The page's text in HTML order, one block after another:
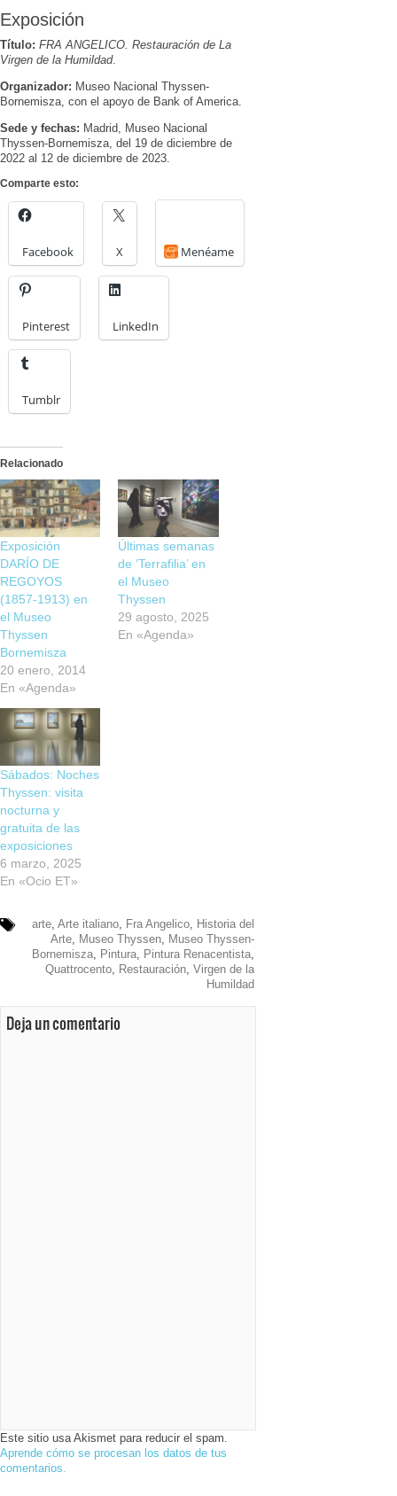
Exposición
Título: FRA ANGELICO. Restauración de La
Virgen de la Humildad.
Organizador: Museo Nacional Thyssen-
Bornemisza, con el apoyo de Bank of America.
Sede y fechas: Madrid, Museo Nacional
Thyssen-Bornemisza, del 19 de diciembre de
2022 al 12 de diciembre de 2023.
Comparte esto:
Facebook X Menéame
Pinterest LinkedIn
Tumblr
Relacionado
Exposición
DARÍO DE
REGOYOS
(1857-1913) en
el Museo
Thyssen
Bornemisza
20 enero, 2014
En «Agenda»
Últimas semanas
de ‘Terrafilia’ en
el Museo
Thyssen
29 agosto, 2025
En «Agenda»
Sábados: Noches
Thyssen: visita
nocturna y
gratuita de las
exposiciones
6 marzo, 2025
En «Ocio ET»
arte, Arte italiano, Fra Angelico, Historia del
Arte, Museo Thyssen, Museo Thyssen-
Bornemisza, Pintura, Pintura Renacentista,
Quattrocento, Restauración, Virgen de la
Humildad
Deja un comentario
Este sitio usa Akismet para reducir el spam.
Aprende cómo se procesan los datos de tus
comentarios.